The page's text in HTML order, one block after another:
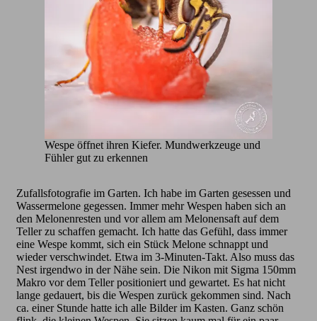
Wespe öffnet ihren Kiefer. Mundwerkzeuge und
Fühler gut zu erkennen
Zufallsfotografie im Garten. Ich habe im Garten gesessen und
Wassermelone gegessen. Immer mehr Wespen haben sich an
den Melonenresten und vor allem am Melonensaft auf dem
Teller zu schaffen gemacht. Ich hatte das Gefühl, dass immer
eine Wespe kommt, sich ein Stück Melone schnappt und
wieder verschwindet. Etwa im 3-Minuten-Takt. Also muss das
Nest irgendwo in der Nähe sein. Die Nikon mit Sigma 150mm
Makro vor dem Teller positioniert und gewartet. Es hat nicht
lange gedauert, bis die Wespen zurück gekommen sind. Nach
ca. einer Stunde hatte ich alle Bilder im Kasten. Ganz schön